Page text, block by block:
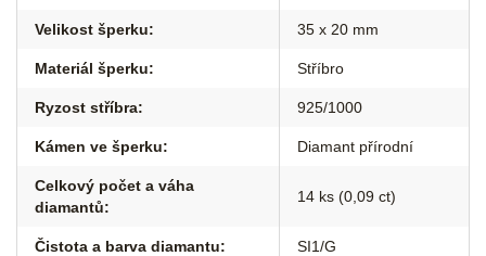
Velikost šperku: 35 x 20 mm
Materiál šperku: Stříbro
Ryzost stříbra: 925/1000
Kámen ve šperku: Diamant přírodní
Celkový počet a váha
diamantů:
14 ks (0,09 ct)
Čistota a barva diamantu: SI1/G